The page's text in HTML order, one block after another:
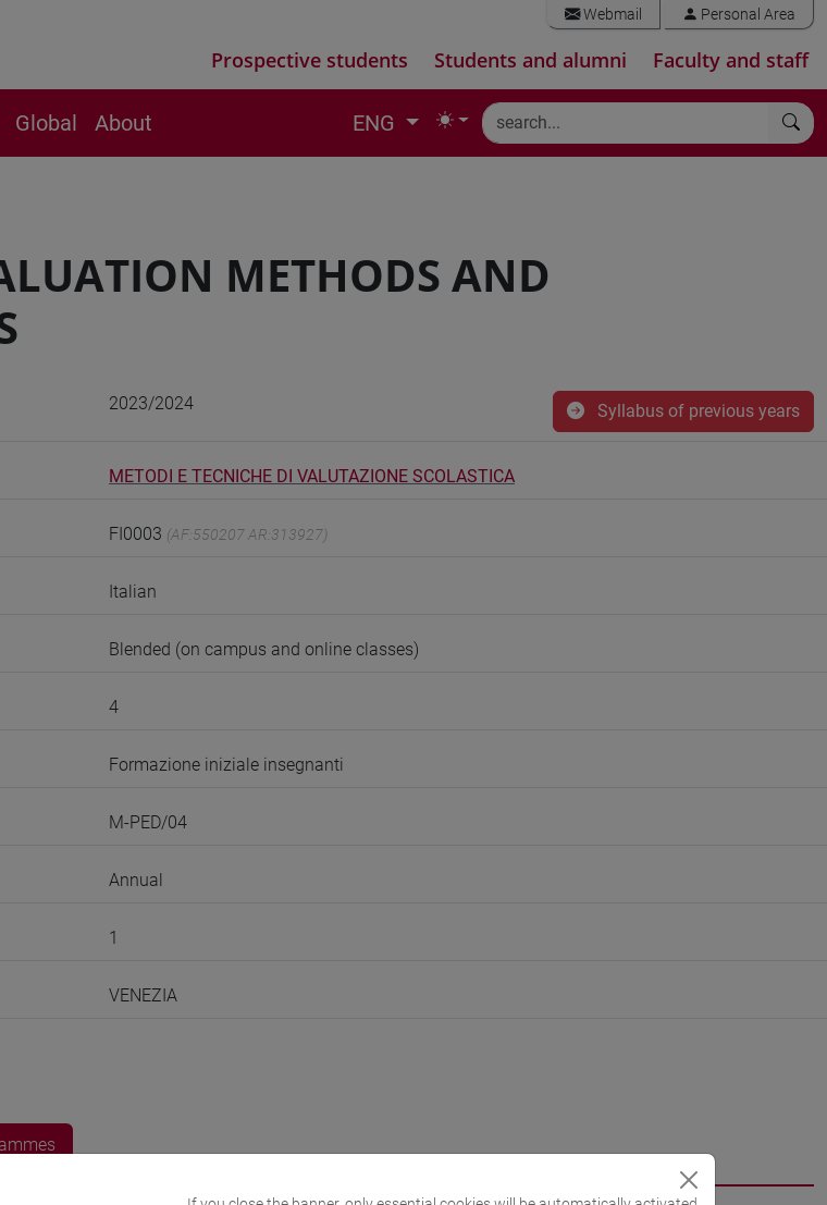
Webmail Personal Area
Prospective students Students and alumni Faculty and staff
Global About ENG
METHODS AND
2023/2024 Syllabus of previous years
METODI E TECNICHE DI VALUTAZIONE SCOLASTICA
FI0003 (AF:550207 AR:313927)
Italian
Blended (on campus and online classes)
4
Formazione iniziale insegnanti
M-PED/04
Annual
1
VENEZIA